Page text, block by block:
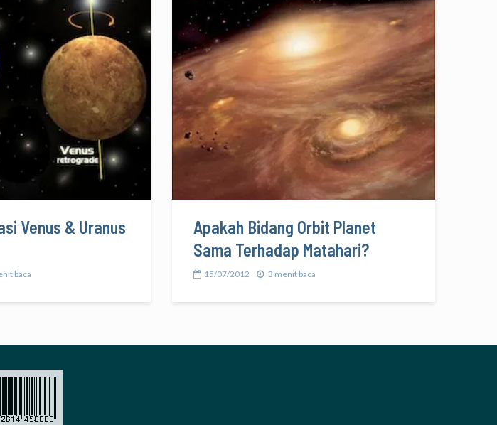
Venus & Uranus
baca
Apakah Bidang Orbit Planet
Sama Terhadap Matahari?
15/07/2012 3 menit baca